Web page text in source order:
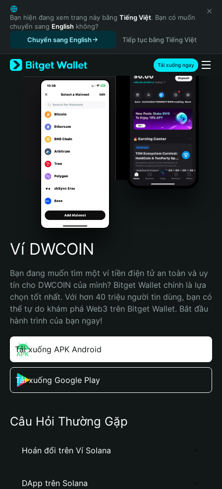
English
日本語
Tiếng Việt
Русский
Español (Latinoamérica)
Türkçe
Italiano
Português (Portugal)
Bahasa Indonesia
Português (Brasil)
Español (Argentina)
Bạn hiện đang xem trang này bằng Tiếng Việt. Bạn có muốn
chuyển sang English không?
Chuyển sang English
Tiếp tục bằng Tiếng Việt
Tải xuống ngay
Ví DWCOIN
Bạn đang muốn tìm một ví tiền điện tử an toàn và uy
tín cho DWCOIN của mình? Bitget Wallet chính là lựa
chọn tốt nhất. Với hơn 40 triệu người tin dùng, bạn có
thể tự do khám phá Web3 trên Bitget Wallet. Bắt đầu
hành trình của bạn ngay!
Tải xuống APK Android
Tải xuống Google Play
Câu Hỏi Thường Gặp
Hoán đổi trên Ví Solana
DApp trên Solana